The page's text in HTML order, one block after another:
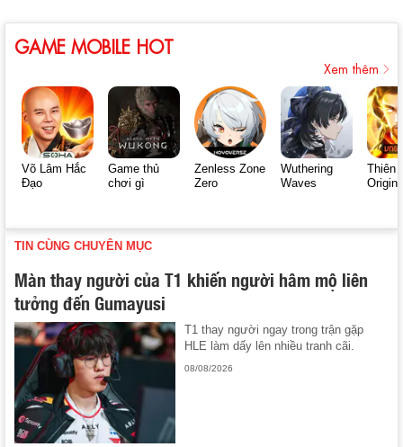
GAME MOBILE HOT
Xem thêm
Võ Lâm Hắc
Đạo
Game thủ
chơi gì
Zenless Zone
Zero
Wuthering
Waves
Thiên
Origin
TIN CÙNG CHUYÊN MỤC
Màn thay người của T1 khiến người hâm mộ liên
tưởng đến Gumayusi
T1 thay người ngay trong trận gặp
HLE làm dấy lên nhiều tranh cãi.
08/08/2026